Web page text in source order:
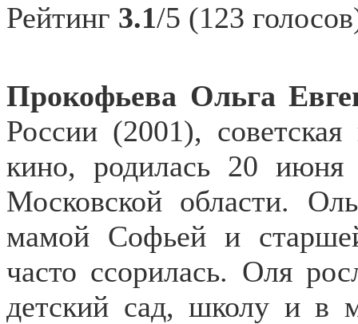
Рейтинг 3.1/5 (123
Прокофьева Ольга
России (2001),
кино, родилась 20
Московской области.
мамой Софьей и
часто ссорилась. Оля
детский сад, школу и в